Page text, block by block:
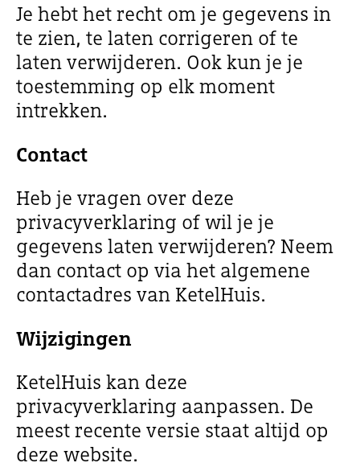
Je hebt het recht om je gegevens in
te zien, te laten corrigeren of te
laten verwijderen. Ook kun je je
toestemming op elk moment
intrekken.
Contact
Heb je vragen over deze
privacyverklaring of wil je je
gegevens laten verwijderen? Neem
dan contact op via het algemene
contactadres van KetelHuis.
Wijzigingen
KetelHuis kan deze
privacyverklaring aanpassen. De
meest recente versie staat altijd op
deze website.